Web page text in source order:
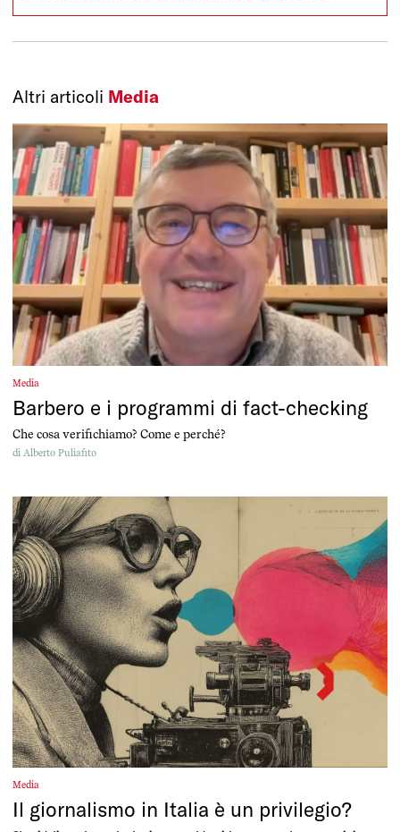
Altri articoli Media
Media
Barbero e i programmi di fact-checking
Che cosa verifichiamo? Come e perché?
di Alberto Puliafito
Media
Il giornalismo in Italia è un privilegio?